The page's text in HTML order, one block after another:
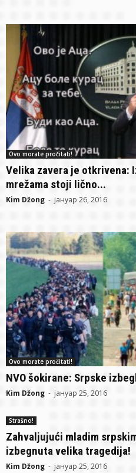
Ovo morate pročitati!
Velika zavera je otkrivena:
mrežama stoji lično...
Kim Džong - јануар 26, 2016
Ovo morate pročitati!
NVO šokirane: Srpske
Kim Džong - јануар 25, 2016
Strašno!
Zahvaljujući mladim
izbegnuta velika tragedija!
Kim Džong - јануар 25, 2016